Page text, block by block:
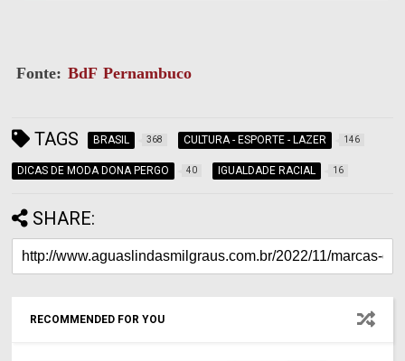
Fonte:BdF Pernambuco
TAGS BRASIL 368 CULTURA - ESPORTE - LAZER 146
DICAS DE MODA DONA PERGO 40 IGUALDADE RACIAL 16
SHARE:
RECOMMENDED FOR YOU